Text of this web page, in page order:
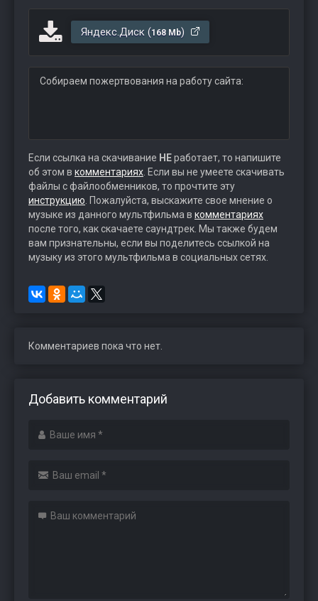
Яндекс.Диск (168 Mb)
Собираем пожертвования на работу сайта:
Если ссылка на скачивание НЕработает, то напишите
об этом в комментариях . Если вы не умеете скачивать
файлы с файлообменников, то прочтите эту
инструкцию . Пожалуйста, выскажите свое мнение о
музыке из данного мультфильма в комментариях
после того, как скачаете саундтрек. Мы также будем
вам признательны, если вы поделитесь ссылкой на
музыку из этого мультфильма в социальных сетях.
Комментариев пока что нет.
Добавить комментарий